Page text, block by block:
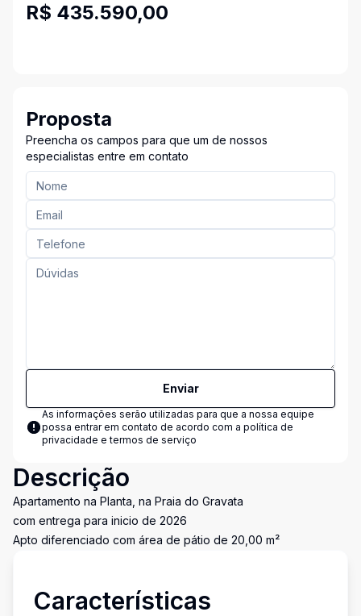
R$ 435.590,00
Proposta
Preencha os campos para que um de nossos
especialistas entre em contato
Enviar
As informações serão utilizadas para que a nossa equipe
possa entrar em contato de acordo com a política de
privacidade e termos de serviço
Descrição
Apartamento na Planta, na Praia do Gravata
com entrega para inicio de 2026
Apto diferenciado com área de pátio de 20,00 m²
Características